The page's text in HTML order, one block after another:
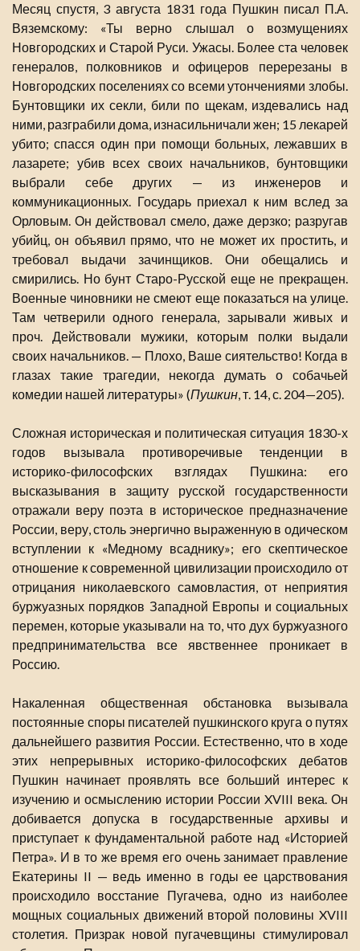
Месяц спустя, 3 августа 1831 года Пушкин писал П.А.
Вяземскому: «Ты верно слышал о возмущениях
Новгородских и Старой Руси. Ужасы. Более ста человек
генералов, полковников и офицеров перерезаны в
Новгородских поселениях со всеми утончениями злобы.
Бунтовщики их секли, били по щекам, издевались над
ними, разграбили дома, изнасильничали жен; 15 лекарей
убито; спасся один при помощи больных, лежавших в
лазарете; убив всех своих начальников, бунтовщики
выбрали себе других — из инженеров и
коммуникационных. Государь приехал к ним вслед за
Орловым. Он действовал смело, даже дерзко; разругав
убийц, он объявил прямо, что не может их простить, и
требовал выдачи зачинщиков. Они обещались и
смирились. Но бунт Старо-Русской еще не прекращен.
Военные чиновники не смеют еще показаться на улице.
Там четверили одного генерала, зарывали живых и
проч. Действовали мужики, которым полки выдали
своих начальников. — Плохо, Ваше сиятельство! Когда в
глазах такие трагедии, некогда думать о собачьей
комедии нашей литературы» (Пушкин, т. 14, с. 204—205).
Сложная историческая и политическая ситуация 1830-х
годов вызывала противоречивые тенденции в
историко-философских взглядах Пушкина: его
высказывания в защиту русской государственности
отражали веру поэта в историческое предназначение
России, веру, столь энергично выраженную в одическом
вступлении к «Медному всаднику»; его скептическое
отношение к современной цивилизации происходило от
отрицания николаевского самовластия, от неприятия
буржуазных порядков Западной Европы и социальных
перемен, которые указывали на то, что дух буржуазного
предпринимательства все явственнее проникает в
Россию.
Накаленная общественная обстановка вызывала
постоянные споры писателей пушкинского круга о путях
дальнейшего развития России. Естественно, что в ходе
этих непрерывных историко-философских дебатов
Пушкин начинает проявлять все больший интерес к
изучению и осмыслению истории России XVIII века. Он
добивается допуска в государственные архивы и
приступает к фундаментальной работе над «Историей
Петра». И в то же время его очень занимает правление
Екатерины II — ведь именно в годы ее царствования
происходило восстание Пугачева, одно из наиболее
мощных социальных движений второй половины XVIII
столетия. Призрак новой пугачевщины стимулировал